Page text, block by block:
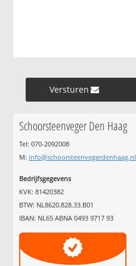
Versturen »
Schoorsteenveger Den Haag
Tel: 070-2092008
M: info@schoorsteenvegerdenhaag.nl
Bedrijfsgegevens
KVK: 81420382
BTW: NL8620.828.33.B01
IBAN: NL65 ABNA 0493 9717 93